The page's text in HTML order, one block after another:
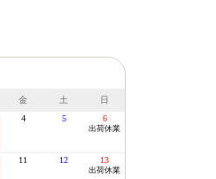
金 土
日
4 5 6
出荷休業
11 12 13
出荷休業